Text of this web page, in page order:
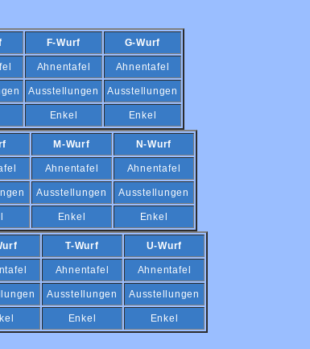
F-Wurf G-Wurf
Ahnentafel Ahnentafel
Ausstellungen Ausstellungen
Enkel Enkel
M-Wurf N-Wurf
Ahnentafel Ahnentafel
Ausstellungen Ausstellungen
Enkel Enkel
T-Wurf U-Wurf
Ahnentafel Ahnentafel
Ausstellungen Ausstellungen
Enkel Enkel